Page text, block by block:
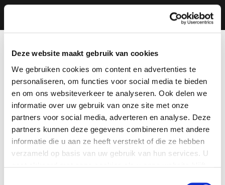
Deze website maakt gebruik van cookies
We gebruiken cookies om content en advertenties te
personaliseren, om functies voor social media te bieden
en om ons websiteverkeer te analyseren. Ook delen we
informatie over uw gebruik van onze site met onze
partners voor social media, adverteren en analyse. Deze
partners kunnen deze gegevens combineren met andere
informatie die u aan ze heeft verstrekt of die ze hebben
verzameld op basis van uw gebruik van hun services. U